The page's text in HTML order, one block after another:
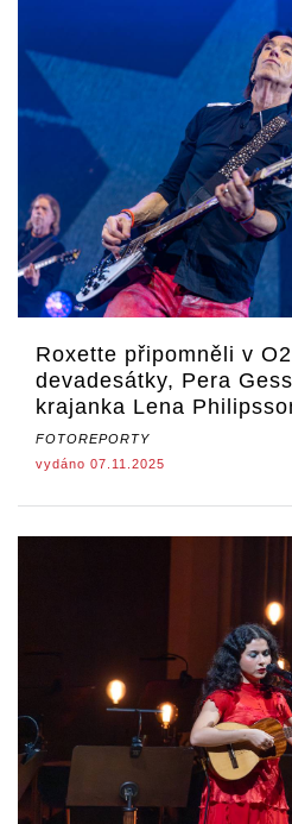
Roxette připomněli v
devadesátky, Pera
krajanka Lena
FOTOREPORTY
vydáno 07.11.2025